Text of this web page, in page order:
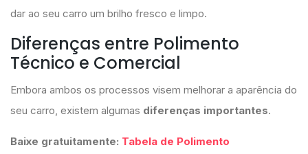
dar ao seu carro um brilho fresco e limpo.
Diferenças entre Polimento
Técnico e Comercial
Embora ambos os processos visem melhorar a aparência do
seu carro, existem algumas diferenças importantes.
Baixe gratuitamente: Tabela de Polimento